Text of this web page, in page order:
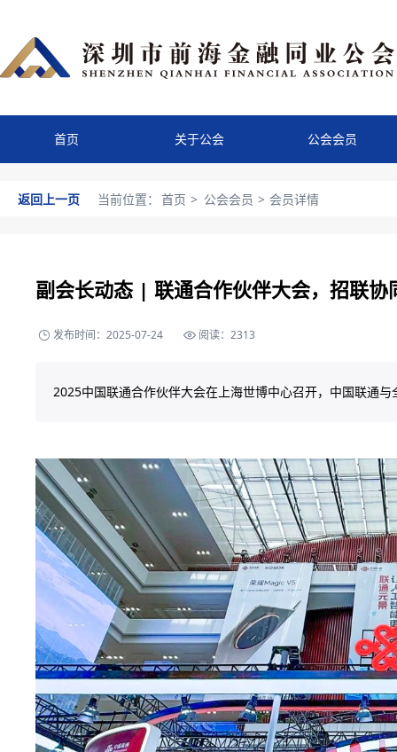
首页 关于公会 公会会员
返回上一页 当前位置： 首页 > 公会会员 > 会员详情
副会长动态 | 联通合作伙伴大会，招联协
发布时间：2025-07-24 阅读：2313
2025中国联通合作伙伴大会在上海世博中心召开，中国联通